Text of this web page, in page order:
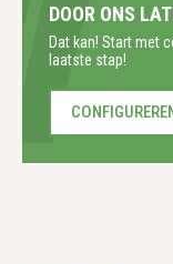
DOOR ONS
Dat kan! Start met
laatste stap!